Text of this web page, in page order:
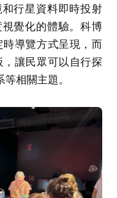
行星資料即時投射
覺化的體驗。科博
導覽方式呈現，而
讓民眾可以自行探
相關主題。